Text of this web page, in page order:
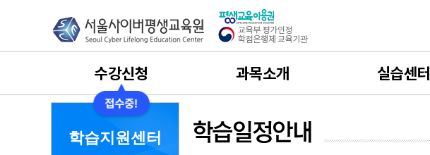
수강신청 과목소개
사회복지사
실습센터
학습지원센터